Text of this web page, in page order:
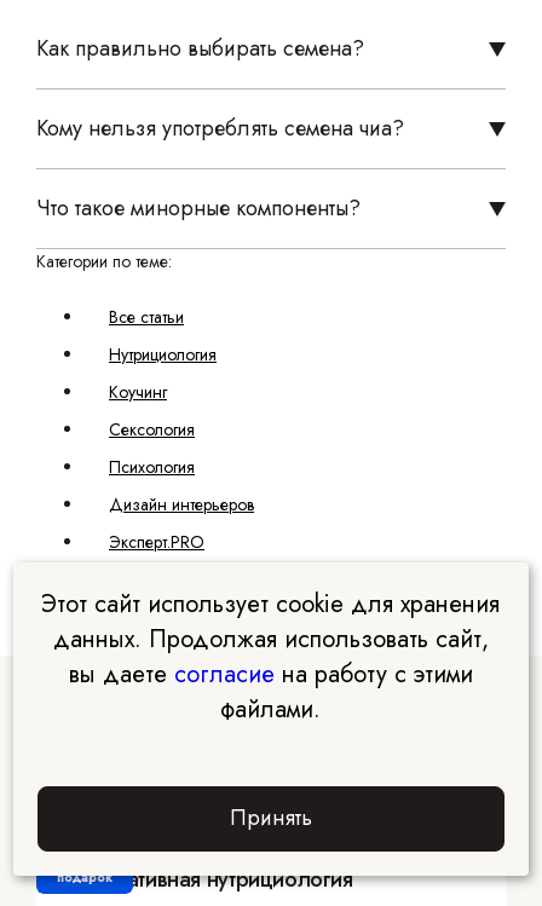
подарок
Как правильно выбирать семена?
Кому нельзя употреблять семена чиа?
Что такое минорные компоненты?
Категории по теме:
Все статьи
Нутрициология
Коучинг
Сексология
Психология
Дизайн интерьеров
Эксперт.PRO
Интегративная нутрициология
Этот сайт использует cookie для хранения
данных. Продолжая использовать сайт,
вы даете согласие на работу с этими
файлами.
Принять